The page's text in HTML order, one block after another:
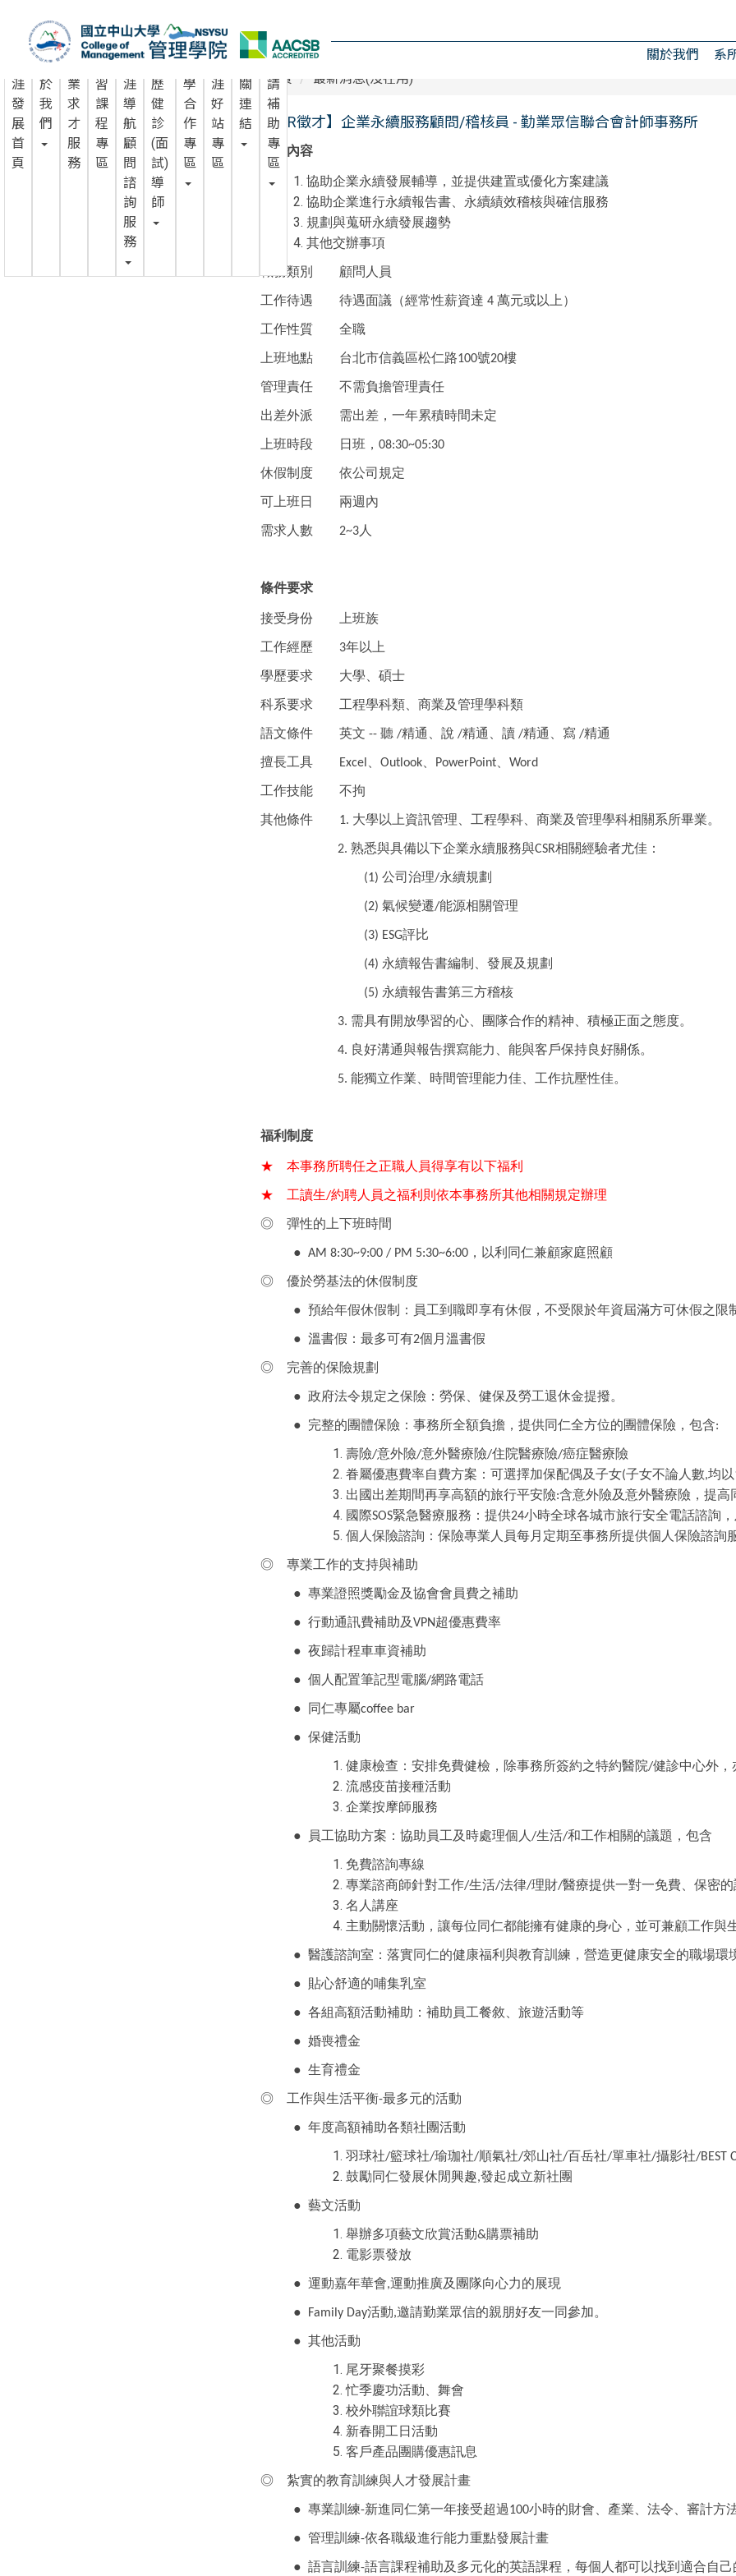
內
容
區
關於我們 系
職涯發展辦公室
涯
發
展
首
頁
關
於
我
們
業
求
才
服
務
習
課
程
專
區
涯
導
航
顧
問
諮
詢
服
務
履
歷
健
診
(面
試)
導
師
產
學
合
作
專
區
職
涯
好
站
專
區
關
連
結
請
補
助
專
區
首頁 最新消息(沒在用)
【CSR徵才】企業永續服務顧問/稽核員 - 勤業眾信聯合會計師事務所
工作內容
協助企業永續發展輔導，並提供建置或優化方案建議
協助企業進行永續報告書、永續績效稽核與確信服務
規劃與蒐研永續發展趨勢
其他交辦事項
職務類別 顧問人員
工作待遇 待遇面議（經常性薪資達 4 萬元或以上）
工作性質 全職
上班地點 台北市信義區松仁路100號20樓
管理責任 不需負擔管理責任
出差外派 需出差，一年累積時間未定
上班時段 日班，08:30~05:30
休假制度 依公司規定
可上班日 兩週內
需求人數 2~3 人
條件要求
接受身份 上班族
工作經歷 3年以上
學歷要求 大學、碩士
科系要求 工程學科類、商業及管理學科類
語文條件 英文 --聽 /精通、說 /精通、讀 /精通、寫 /精通
擅長工具 Excel 、Outlook PowerPoint 、Word
工作技能 不拘
其他條件1. 大學以上資訊管理、工程學科、商業及管理學科相關系所畢業。
2.熟悉與具備以下企業永續服務與CSR相關經驗者尤佳：
(1)公司治理/永續規劃
(2)氣候變遷/能源相關管理
(3) ESG評比
(4) 永續報告書編制、發展及規劃
(5) 永續報告書第三方稽核
3. 需具有開放學習的心、團隊合作的精神、積極正面之態度。
4. 良好溝通與報告撰寫能力、能與客戶保持良好關係。
5.能獨立作業、時間管理能力佳、工作抗壓性佳。
福利制度
★ 本事務所聘任之正職人員得享有以下福利
★ 工讀生/約聘人員之福利則依本事務所其他相關規定辦理
◎ 彈性的上下班時間
● AM 8:30~9:00 / PM 5:30~6:00 ，以利同仁兼顧家庭照顧
◎ 優於勞基法的休假制度
● 預給年假休假制：員工到職即享有休假，不受限於年資屆滿方可休假之限
● 溫書假：最多可有2個月溫書假
◎ 完善的保險規劃
● 政府法令規定之保險：勞保、健保及勞工退休金提撥。
● 完整的團體保險：事務所全額負擔，提供同仁全方位的團體保險，包含:
壽險/意外險/意外醫療險/住院醫療險/癌症醫療險
眷屬優惠費率自費方案：可選擇加保配偶及子女(子女不論人數,均以
出國出差期間再享高額的旅行平安險:含意外險及意外醫療險，提
國際SOS緊急醫療服務：提供24小時全球各城市旅行安全電話諮詢
個人保險諮詢：保險專業人員每月定期至事務所提供個人保險諮詢
◎ 專業工作的支持與補助
● 專業證照獎勵金及協會會員費之補助
● 行動通訊費補助及VPN超優惠費率
● 夜歸計程車車資補助
● 個人配置筆記型電腦/網路電話
● 同仁專屬coffee bar
● 保健活動
健康檢查：安排免費健檢，除事務所簽約之特約醫院/健診中心外，
流感疫苗接種活動
企業按摩師服務
● 員工協助方案：協助員工及時處理個人 /生活/和工作相關的議題，包含
免費諮詢專線
專業諮商師針對工作/生活/法律/理財/醫療提供一對一免費、保密
名人講座
主動關懷活動，讓每位同仁都能擁有健康的身心，並可兼顧工作與
● 醫護諮詢室：落實同仁的健康福利與教育訓練，營造更健康安全的職場環
● 貼心舒適的哺集乳室
● 各組高額活動補助：補助員工餐敘、旅遊活動等
● 婚喪禮金
● 生育禮金
◎ 工作與生活平衡-最多元的活動
● 年度高額補助各類社團活動
羽球社/籃球社/瑜珈社/順氣社/郊山社/百岳社/單車社/攝影社/BEST
鼓勵同仁發展休閒興趣,發起成立新社團
● 藝文活動
舉辦多項藝文欣賞活動&購票補助
電影票發放
● 運動嘉年華會,運動推廣及團隊向心力的展現
● Family Day活動,邀請勤業眾信的親朋好友一同參加。
● 其他活動
尾牙聚餐摸彩
忙季慶功活動、舞會
校外聯誼球類比賽
新春開工日活動
客戶產品團購優惠訊息
◎ 紮實的教育訓練與人才發展計畫
● 專業訓練-新進同仁第一年接受超過100小時的財會、產業、法令、審計方
● 管理訓練-依各職級進行能力重點發展計畫
● 語言訓練-語言課程補助及多元化的英語課程，每個人都可以找到適合自